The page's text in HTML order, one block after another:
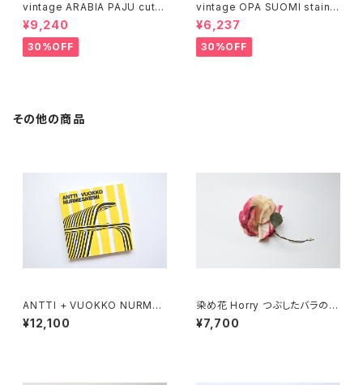
vintage ARABIA PAJU cutti
ng boad / ヴィンテージ アラビ
ア パユ カッティングボード
¥9,240
30%OFF
vintage OPA SUOMI stainle
ss milk pitcher M / ヴィンテ
ージ オーパ スオミ ステンレス
ミルクピッチャー M
¥6,237
30%OFF
その他の商品
ANTTI + VUOKKO NURMES
NIEMI
¥12,100
染め花 Horry つぶしたバラのコ
サージュ
¥7,700